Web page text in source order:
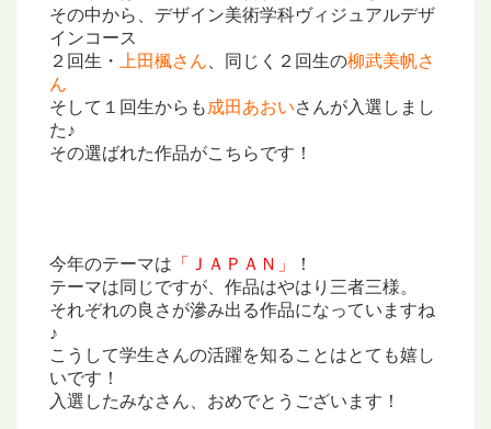
その中から、デザイン美術学科ヴィジュアルデザ
インコース
２回生・
上田楓さん 、同じく２回生の柳武美帆さ
ん
そして１回生からも 成田あおいさんが入選しまし
た♪
その選ばれた作品がこちらです！
今年のテーマは 「ＪＡＰＡＮ」
！
テーマは同じですが、作品はやはり三者三様。
それぞれの良さが滲み出る作品になっていますね
♪
こうして学生さんの活躍を知ることはとても嬉し
いです！
入選したみなさん、おめでとうございます！